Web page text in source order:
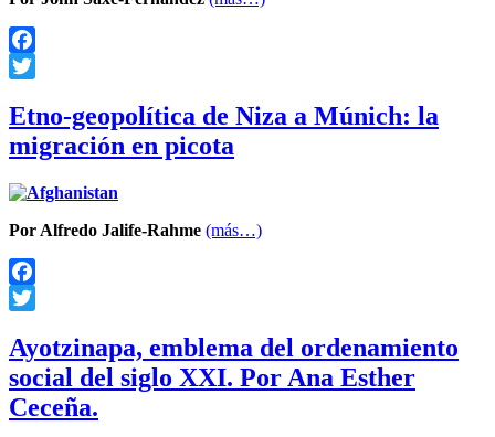
Facebook
Etno-geopolítica de Niza a Múnich: la
migración en picota
Por Alfredo Jalife-Rahme (más…)
Facebook
Ayotzinapa, emblema del ordenamiento
social del siglo XXI. Por Ana Esther
Ceceña.